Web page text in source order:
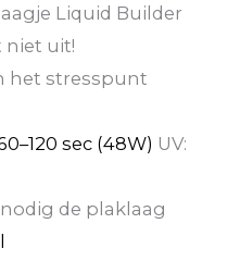
Liquid Builder
niet uit!
het stresspunt
sec (48W) UV:
de plaklaag